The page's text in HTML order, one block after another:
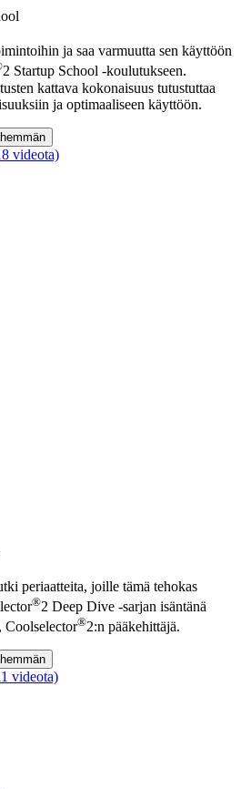
ja saa varmuutta sen käyttöön
2 Startup School -koulutukseen.
kattava kokonaisuus tutustuttaa
ja optimaaliseen käyttöön.
videota)
periaatteita, joille tämä tehokas
®2 Deep Dive -sarjan isäntänä
®2:n pääkehittäjä.
videota)